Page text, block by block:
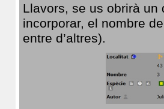
Llavors, se us obrirà
incorporar, el nombre
entre d’altres).